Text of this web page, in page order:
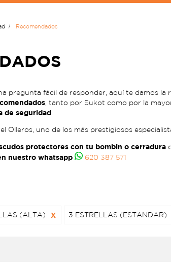
Recomendados
pregunta fácil de responder, aquí te damos la
, tanto por Sukot como por la
de seguridad.
Olleros, uno de los más prestigiosos
protectores con tu bombin o cerradura
nuestro whatsapp 620 387 571
(ALTA) X 3 ESTRELLAS (ESTANDAR)